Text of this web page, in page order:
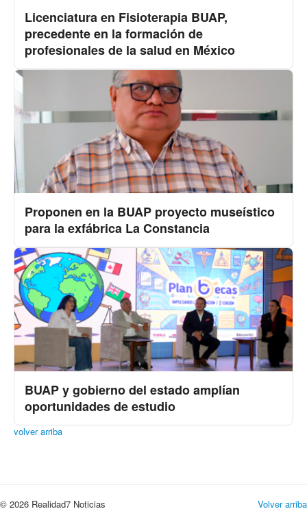
Licenciatura en Fisioterapia BUAP,
precedente en la formación de
profesionales de la salud en México
Proponen en la BUAP proyecto museístico
para la exfábrica La Constancia
BUAP y gobierno del estado amplían
oportunidades de estudio
volver arriba
Volver arriba
© 2026 Realidad7 Noticias